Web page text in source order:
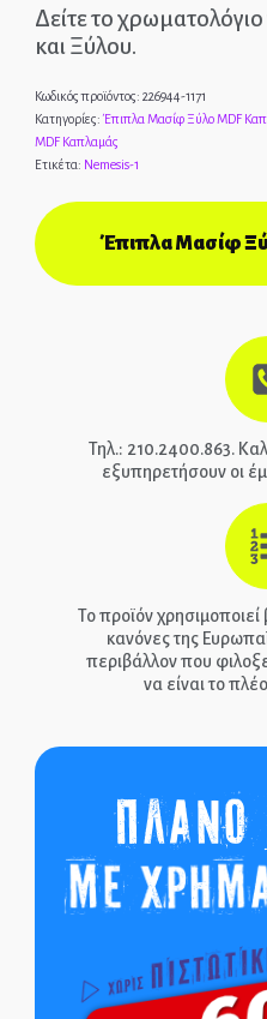
ΑΡΧΙΚΉ
Δείτε το
και Ξύλου.
Κωδικός προϊόντος: 226944-1171
Κατηγορίες: Έπιπλα Μασίφ Ξύλο MDF
MDF Καπλαμάς
Ετικέτα: Nemesis-1
Έπιπλα Μασίφ
Τηλ.: 210.2400.863.
εξυπηρετήσουν οι
Το προϊόν
κανόνες της
περιβάλλον που
να είναι το